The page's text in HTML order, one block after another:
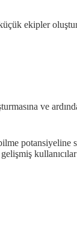
ekipler
ve
potansiyeline